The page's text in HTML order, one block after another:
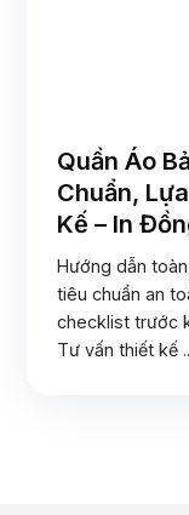
Quần Áo
Chuẩn,
Kế – In
Hướng dẫn
tiêu chuẩn an
checklist trước
Tư vấn thiết kế